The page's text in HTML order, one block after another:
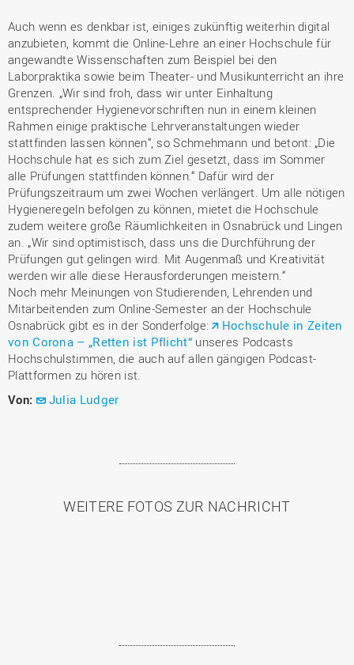
Auch wenn es denkbar ist, einiges zukünftig weiterhin digital
anzubieten, kommt die Online-Lehre an einer Hochschule für
angewandte Wissenschaften zum Beispiel bei den
Laborpraktika sowie beim Theater- und Musikunterricht an ihre
Grenzen. „Wir sind froh, dass wir unter Einhaltung
entsprechender Hygienevorschriften nun in einem kleinen
Rahmen einige praktische Lehrveranstaltungen wieder
stattfinden lassen können“, so Schmehmann und betont: „Die
Hochschule hat es sich zum Ziel gesetzt, dass im Sommer
alle Prüfungen stattfinden können.“ Dafür wird der
Prüfungszeitraum um zwei Wochen verlängert. Um alle nötigen
Hygieneregeln befolgen zu können, mietet die Hochschule
zudem weitere große Räumlichkeiten in Osnabrück und Lingen
an. „Wir sind optimistisch, dass uns die Durchführung der
Prüfungen gut gelingen wird. Mit Augenmaß und Kreativität
werden wir alle diese Herausforderungen meistern.“
Noch mehr Meinungen von Studierenden, Lehrenden und
Mitarbeitenden zum Online-Semester an der Hochschule
Osnabrück gibt es in der Sonderfolge:
Hochschule in Zeiten
von Corona – „Retten ist Pflicht“unseres Podcasts
Hochschulstimmen, die auch auf allen gängigen Podcast-
Plattformen zu hören ist.
Von:
Julia Ludger
WEITERE FOTOS ZUR NACHRICHT